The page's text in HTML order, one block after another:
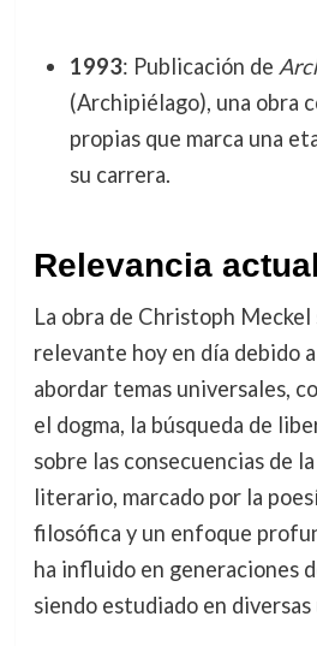
1993: Publicación de
(Archipiélago), una obra
propias que marca una
su carrera.
Relevancia actual
La obra de Christoph Meckel
relevante hoy en día debido
abordar temas universales,
el dogma, la búsqueda de
sobre las consecuencias de
literario, marcado por la
filosófica y un enfoque
ha influido en generaciones
siendo estudiado en